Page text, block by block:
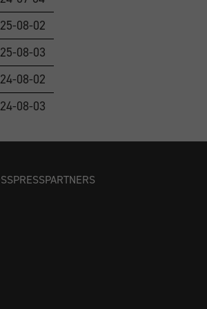
08-02
08-03
08-02
08-03
PRESSPARTNERS